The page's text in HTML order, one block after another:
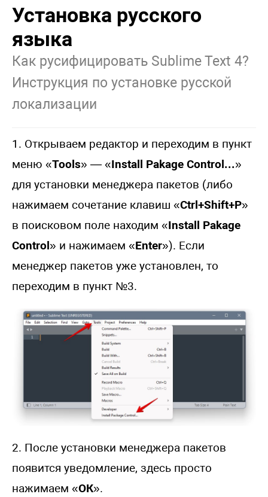
Установка русского
языка
Как русифицировать Sublime Text 4?
Инструкция по установке русской
локализации
1. Открываем редактор и переходим в пункт
меню «Tools» — «Install Pakage Control...»
для установки менеджера пакетов (либо
нажимаем сочетание клавиш «Ctrl+Shift+P»
в поисковом поле находим «Install Pakage
Control» и нажимаем «Enter»). Если
менеджер пакетов уже установлен, то
переходим в пункт №3.
2. После установки менеджера пакетов
появится уведомление, здесь просто
нажимаем «ОК».